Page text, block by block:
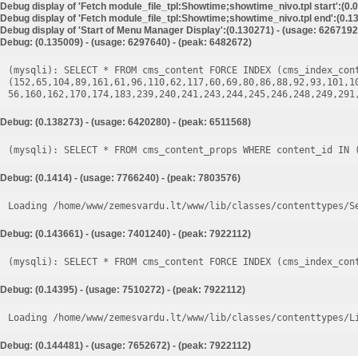
Debug display of 'Fetch module_file_tpl:Showtime;showtime_nivo.tpl
Debug display of 'Fetch module_file_tpl:Showtime;showtime_nivo.tpl
Debug display of 'Start of Menu Manager Display':(0.130271) - (usage:
Debug: (0.135009) - (usage: 6297640) - (peak: 6482672)
(mysqli): SELECT * FROM cms_content FORCE INDEX
Debug: (0.138273) - (usage: 6420280) - (peak: 6511568)
Debug: (0.1414) - (usage: 7766240) - (peak: 7803576)
Loading /home/www/zemesvardu.lt/www/lib/classes/
Debug: (0.143661) - (usage: 7401240) - (peak: 7922112)
Debug: (0.14395) - (usage: 7510272) - (peak: 7922112)
Loading /home/www/zemesvardu.lt/www/lib/classes/
Debug: (0.144481) - (usage: 7652672) - (peak: 7922112)